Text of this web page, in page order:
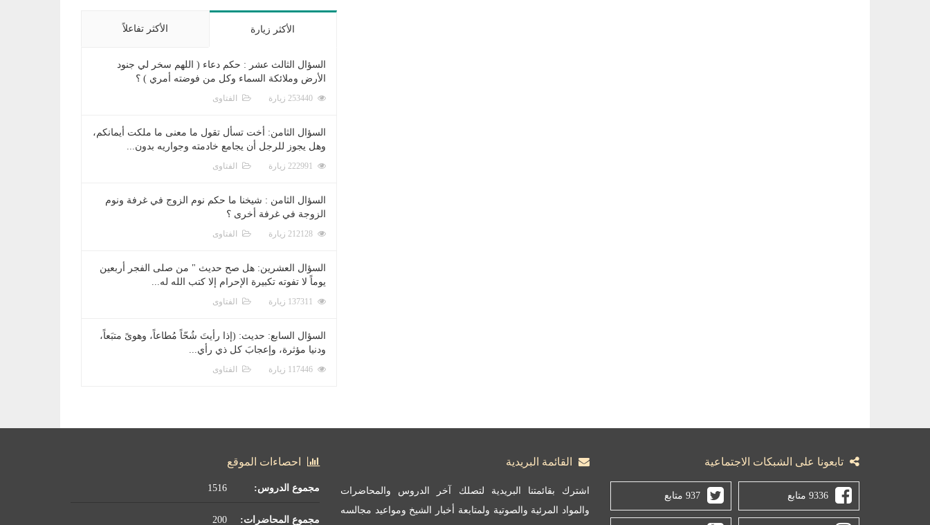
الأكثر زيارة الأكثر تفاعلاً
السؤال الثالث عشر : حكم دعاء ( اللهم سخر لي جنود
الأرض وملائكة السماء وكل من فوضته أمري ) ؟
الفتاوى
السؤال الثامن: أخت تسأل تقول ما معنى ما ملكت أيمانكم،
وهل يجوز للرجل أن يجامع خادمته وجواريه بدون...
الفتاوى
السؤال الثامن : شيخنا ما حكم نوم الزوج في غرفة ونوم
الزوجة في غرفة أخرى ؟
الفتاوى
السؤال العشرين: هل صح حديث " من صلى الفجر أربعين
يوماً لا تفوته تكبيرة الإحرام إلا كتب الله له...
الفتاوى
السؤال السابع: حديث: (إذا رأيتَ شُحّاً مُطاعاً، وهوىً متبَعاً،
ودنيا مؤثرة، وإعجابَ كل ذي رأي...
الفتاوى
تابعونا على الشبكات الاجتماعية
9336 متابع 937 متابع
القائمة البريدية
اشترك بقائمتنا البريدية لتصلك آخر الدروس والمحاضرات
والمواد المرئية والصوتية ولمتابعة أخبار الشيخ ومواعيد مجالسه
احصاءات الموقع
مجموع الدروس:
مجموع المحاضرات: